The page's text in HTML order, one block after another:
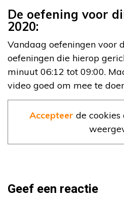
De oefening voor
2020:
Vandaag oefeningen voor
oefeningen die hierop
minuut 06:12 tot 09:00.
video goed om mee te
Accepteer de
Geef een reactie